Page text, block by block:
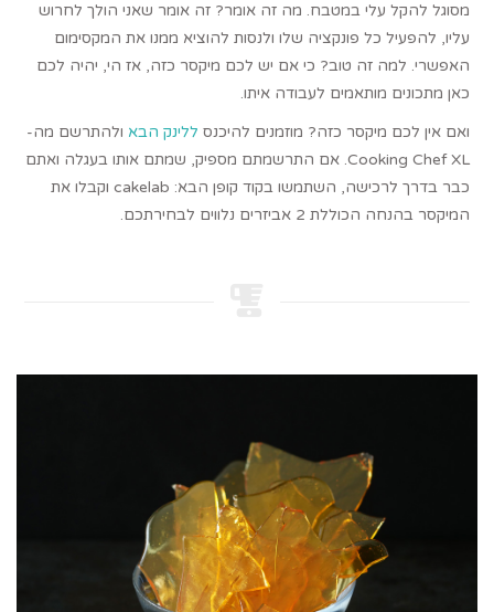
מסוגל להקל עלי במטבח. מה זה אומר? זה אומר שאני הולך לחרוש
עליו, להפעיל כל פונקציה שלו ולנסות להוציא ממנו את המקסימום
האפשרי. למה זה טוב? כי אם יש לכם מיקסר כזה, אז הי, יהיה לכם
כאן מתכונים מותאמים לעבודה איתו.
ואם אין לכם מיקסר כזה? מוזמנים להיכנס ללינק הבא ולהתרשם מה-
Cooking Chef XL. אם התרשמתם מספיק, שמתם אותו בעגלה ואתם
כבר בדרך לרכישה, השתמשו בקוד קופן הבא: cakelab וקבלו את
המיקסר בהנחה הכוללת 2 אביזרים נלווים לבחירתכם.